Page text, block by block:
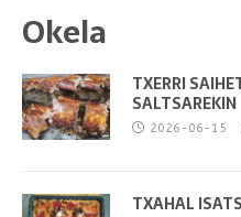
Okela
TXERRI
SALTSAREKIN
2026-06-15
TXAHAL